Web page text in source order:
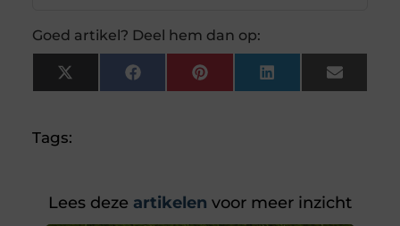
Goed artikel? Deel hem dan op:
X
(Twitter)
FacebookPinterestLinkedInEmail
Tags:
Lees deze artikelen voor meer inzicht